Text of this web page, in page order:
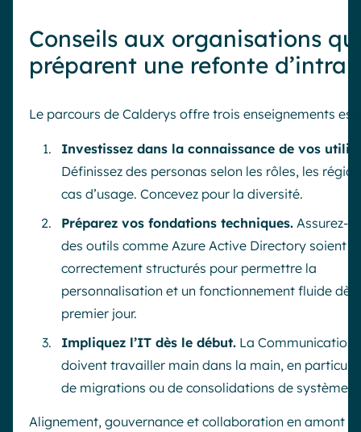
Conseils aux organisations
préparent une refonte
Le parcours de Calderys offre trois enseignements
Investissez dans la connaissance de vos
Définissez des personas selon les rôles, les
cas d’usage. Concevez pour la diversité.
Préparez vos fondations techniques. Assurez-
des outils comme Azure Active Directory soient
correctement structurés pour permettre la
personnalisation et un fonctionnement fluide dès
premier jour.
Impliquez l’IT dès le début. La Communication
doivent travailler main dans la main, en
de migrations ou de consolidations de systèmes.
Alignement, gouvernance et collaboration en amont